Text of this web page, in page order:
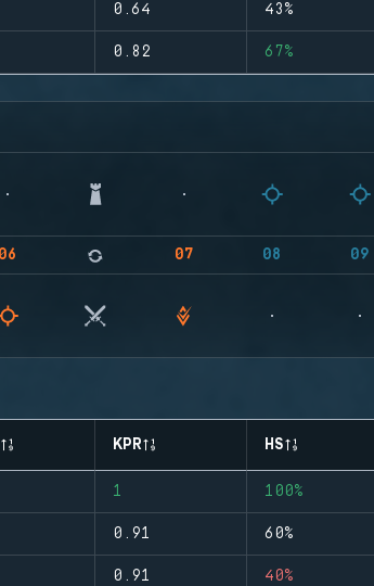
0.64 43%
0.82 67%
06 07 08 09
KPR HS
1 100%
0.91 60%
0.91 40%